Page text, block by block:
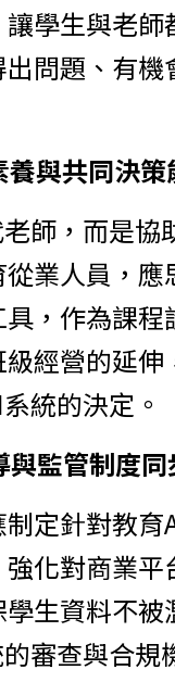
學生與老師
問題、有機
與共同決策
師，而是協
業人員，應
，作為課程
經營的延伸
統的決定。
與監管制度
定針對教育
化對商業平
生資料不被
審查與合規